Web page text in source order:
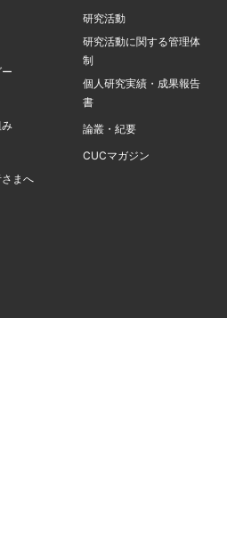
まへ
研究活動
研究活動に関する管理体
制
個人研究実績・成果報告
書
論叢・紀要
CUCマガジン